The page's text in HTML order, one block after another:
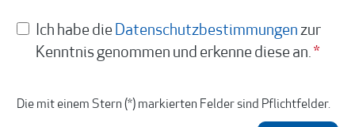
Ich habe die Datenschutzbestimmungen zur
Kenntnis genommen und erkenne diese an. *
Die mit einem Stern (*) markierten Felder sind Pflichtfelder.